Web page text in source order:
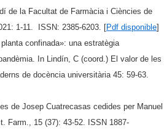
de la Facultat de Farmàcia i Ciències de
1-11. ISSN: 2385-6203. [Pdf disponible]
confinada»: una estratègia
In Lindín, C (coord.) El valor de les
de docència universitària 45: 59-63.
de Josep Cuatrecasas cedides per Manuel
Farm., 15 (37): 43-52. ISSN 1887-